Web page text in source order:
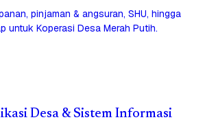
pinjaman & angsuran, SHU, hingga
untuk Koperasi Desa Merah Putih.
Desa & Sistem Informasi